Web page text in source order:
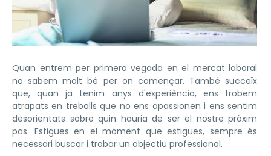
Quan entrem per primera vegada en el mercat laboral
no sabem molt bé per on començar. També succeïx
que, quan ja tenim anys d'experiència, ens trobem
atrapats en treballs que no ens apassionen i ens sentim
desorientats sobre quin hauria de ser el nostre pròxim
pas. Estigues en el moment que estigues, sempre és
necessari buscar i trobar un objectiu professional.